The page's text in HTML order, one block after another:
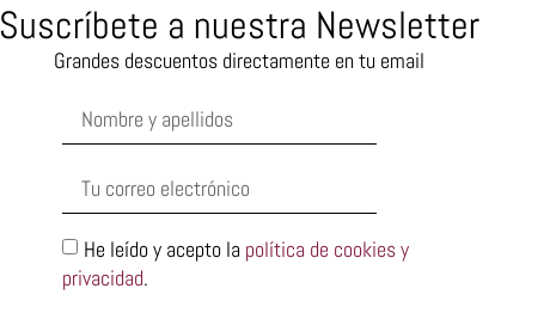
Suscríbete a nuestra Newsletter
Grandes descuentos directamente en tu email
He leído y acepto la política de cookies y
privacidad.